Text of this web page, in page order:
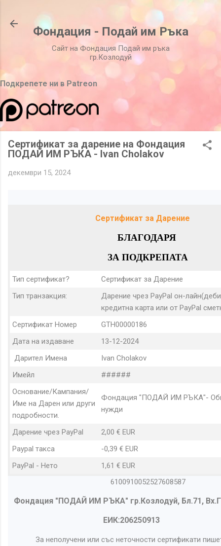
Пропускане към основното съдържание
Фондация - Подай им Ръка
Сайт на Фондация Подай им ръка
гр.Козлодуй
Подкрепете ни в Patreon
Сертификат за дарение на Фондация
ПОДАЙ ИМ РЪКА - Ivan Cholakov
декември 15, 2024
Сертификат за Дарение
БЛАГОДАРЯ
ЗА ПОДКРЕПАТА
Тип сертификат?
Сертификат за Дарение
Тип транзакция:
Дарение чрез PayPal он-
кредитна карта или от PayPal
Сертификат Номер
GTH00000186
Дата на издаване
13-12-2024
Дарител Имена
Ivan Cholakov
Имейл
######
Основание/Кампания/
Име на Дарен или други
подробности.
Фондация "ПОДАЙ ИМ РЪКА"-
нужди
Дарение чрез PayPal
2,00 € EUR
Paypal такса
-0,39 € EUR
PayPal - Нето
1,61 € EUR
6100910052527608587
Фондация "ПОДАЙ ИМ РЪКА" гр.Козлодуй, Бл.71,
ЕИК:206250913
За неполучени или със неточности сертификати